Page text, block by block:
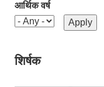
आर्थिक वर्ष
शिर्षक